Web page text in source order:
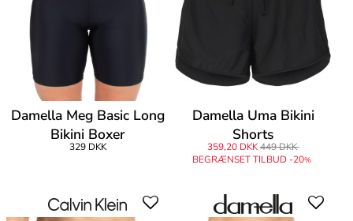
Damella Meg Basic Long
Bikini Boxer
329 DKK
Damella Uma Bikini
Shorts
359,20 DKK449 DKK
BEGRÆNSET TILBUD -20%